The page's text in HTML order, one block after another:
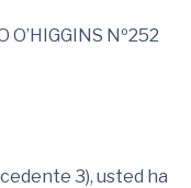
O’HIGGINS Nº252
3), usted ha